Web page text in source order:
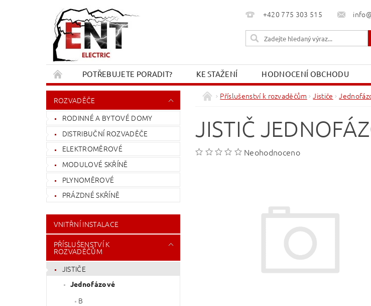
+420 775 303 515
POTŘEBUJETE PORADIT? KE STAŽENÍ HODNOCENÍ OBCHODU
REKLAMACE A VRÁCENÍ
KONTAKT OBCHODNÍ PODMÍNKY MOJE
ROZVADĚČE
RODINNÉ A BYTOVÉ DOMY
DISTRIBUČNÍ ROZVADĚČE
ELEKTROMĚROVÉ
MODULOVÉ SKŘÍNĚ
PLYNOMĚROVÉ
PRÁZDNÉ SKŘÍNĚ
VNITŘNÍ INSTALACE
PŘÍSLUŠENSTVÍ K
ROZVADĚČŮM
JISTIČE
Jednofázové
B
Příslušenství k rozvaděčům Jističe
JISTIČ
Neohodnoceno